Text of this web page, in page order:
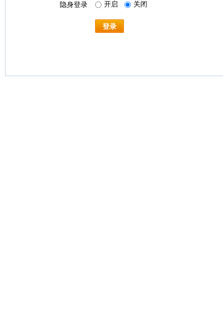
隐身登录 开启 关闭
登录